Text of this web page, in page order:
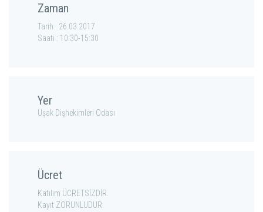
Zaman
Tarih : 26.03.2017
Saati : 10:30-15:30
Yer
Uşak Dişhekimleri Odası
Ücret
Katılım ÜCRETSİZDİR.
Kayıt ZORUNLUDUR.